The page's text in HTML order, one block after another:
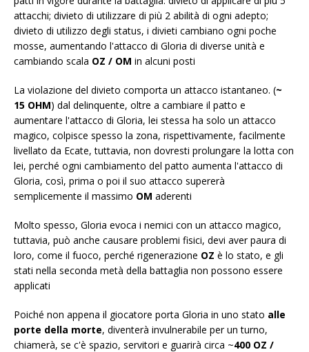
attacchi; divieto di utilizzare di più 2 abilità di ogni adepto;
divieto di utilizzo degli status, i divieti cambiano ogni poche
mosse, aumentando l'attacco di Gloria di diverse unità e
cambiando scala OZ / OM in alcuni posti
La violazione del divieto comporta un attacco istantaneo. (~
15 OHM) dal delinquente, oltre a cambiare il patto e
aumentare l'attacco di Gloria, lei stessa ha solo un attacco
magico, colpisce spesso la zona, rispettivamente, facilmente
livellato da Ecate, tuttavia, non dovresti prolungare la lotta con
lei, perché ogni cambiamento del patto aumenta l'attacco di
Gloria, così, prima o poi il suo attacco supererà
semplicemente il massimo OM aderenti
Molto spesso, Gloria evoca i nemici con un attacco magico,
tuttavia, può anche causare problemi fisici, devi aver paura di
loro, come il fuoco, perché rigenerazione OZ è lo stato, e gli
stati nella seconda metà della battaglia non possono essere
applicati
Poiché non appena il giocatore porta Gloria in uno stato alle
porte della morte, diventerà invulnerabile per un turno,
chiamerà, se c'è spazio, servitori e guarirà circa ~400 OZ /